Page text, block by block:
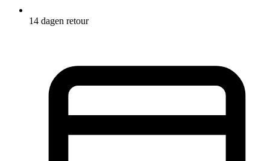
14 dagen retour